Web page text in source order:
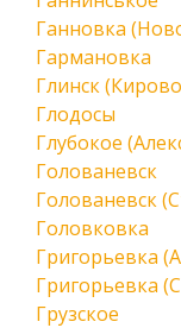
Ганновка
Гармановка
Глинск
Глодосы
Глубокое
Голованевск
Голованевск
Головковка
Григорьевка
Григорьевка
Грузское